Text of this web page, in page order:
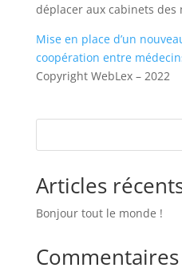
déplacer aux cabinets des
Mise en place d’un
coopération entre
Copyright WebLex – 2022
Articles
Bonjour tout le monde !